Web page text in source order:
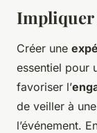
Impliquer
Créer une
essentiel pour
favoriser l’
de veiller à
l’événement.